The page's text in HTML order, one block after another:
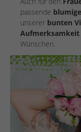
passende
unserer bunten
Aufmerksamkeit
Wünschen.